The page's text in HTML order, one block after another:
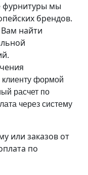
фурнитуры мы
брендов.
найти
формой
расчет по
через систему
или заказов от
по